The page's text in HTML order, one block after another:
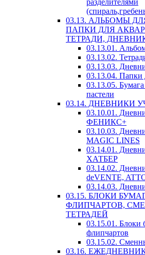
03.13. АЛЬБОМЫ
ПАПКИ ДЛЯ
ТЕТРАДИ,
03.13.01.
03.13.02.
03.13.03.
03.13.04. Папки
03.13.05.
пастели
03.14. ДНЕВНИКИ
03.10.01.
ФЕНИКС+
03.10.03.
MAGIC LINES
03.14.01.
ХАТБЕР
03.14.02.
deVENTE,
03.14.03.
03.15. БЛОКИ
ФЛИПЧАРТОВ,
ТЕТРАДЕЙ
03.15.01. Блоки
флипчартов
03.15.02.
03.16.